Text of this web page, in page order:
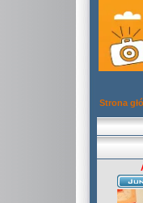
Strona